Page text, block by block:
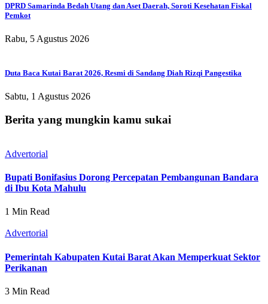
DPRD Samarinda Bedah Utang dan Aset Daerah, Soroti Kesehatan Fiskal
Pemkot
Rabu, 5 Agustus 2026
Duta Baca Kutai Barat 2026, Resmi di Sandang Diah Rizqi Pangestika
Sabtu, 1 Agustus 2026
Berita yang mungkin kamu sukai
Advertorial
Bupati Bonifasius Dorong Percepatan Pembangunan Bandara
di Ibu Kota Mahulu
1 Min Read
Advertorial
Pemerintah Kabupaten Kutai Barat Akan Memperkuat Sektor
Perikanan
3 Min Read